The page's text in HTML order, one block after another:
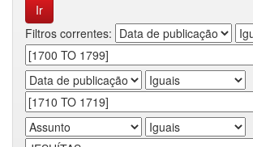
Filtros correntes: